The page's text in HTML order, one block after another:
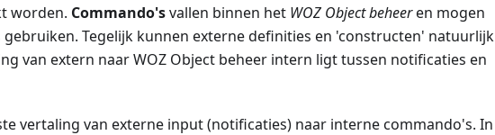
worden. Commando'svallen binnen het WOZ Object beheeren mogen
Tegelijk kunnen externe definities en 'constructen'
van extern naar WOZ Object beheer intern ligt tussen notificaties en
vertaling van externe input (notificaties) naar interne commando's. In